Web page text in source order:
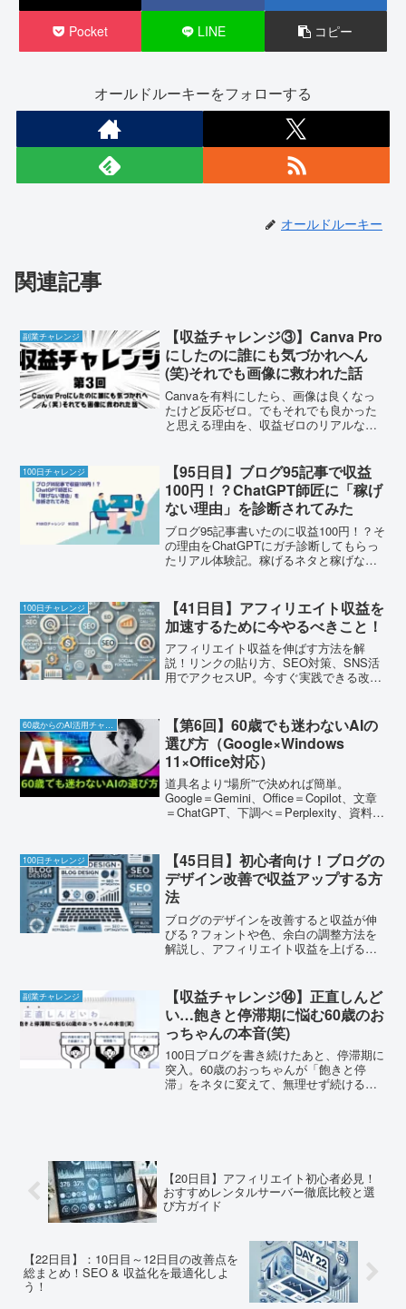
Pocket LINE コピー
オールドルーキーをフォローする
オールドルーキー
関連記事
副業チャレンジ
【収益チャレンジ③】Canva Pro
にしたのに誰にも気づかれへん
(笑)それでも画像に救われた話
Canvaを有料にしたら、画像は良くなっ
たけど反応ゼロ。でもそれでも良かった
と思える理由を、収益ゼロのリアルな体
100日チャレンジ
【95日目】ブログ95記事で収益
100円！？ChatGPT師匠に「稼げ
ない理由」を診断されてみた
ブログ95記事書いたのに収益100円！？そ
の理由をChatGPTにガチ診断してもらっ
たリアル体験記。稼げるネタと稼げない
100日チャレンジ
【41日目】アフィリエイト収益を
加速するために今やるべきこと！
アフィリエイト収益を伸ばす方法を解
説！リンクの貼り方、SEO対策、SNS活
用でアクセスUP。今すぐ実践できる改善
60歳からのAI活用チャレンジ
【第6回】60歳でも迷わないAIの
選び方（Google×Windows
11×Office対応）
道具名より“場所”で決めれば簡単。
Google＝Gemini、Office＝Copilot、文章
＝ChatGPT、下調べ＝Perplexity、資料整
100日チャレンジ
【45日目】初心者向け！ブログの
デザイン改善で収益アップする方
法
ブログのデザインを改善すると収益が伸
びる？フォントや色、余白の調整方法を
解説し、アフィリエイト収益を上げるた
副業チャレンジ
【収益チャレンジ⑭】正直しんど
い…飽きと停滞期に悩む60歳のお
っちゃんの本音(笑)
100日ブログを書き続けたあと、停滞期に
突入。60歳のおっちゃんが「飽きと停
滞」をネタに変えて、無理せず続ける工
【20日目】アフィリエイト初心者必見！
おすすめレンタルサーバー徹底比較と選
び方ガイド
【22日目】：10日目～12日目の改善点を
総まとめ！SEO & 収益化を最適化しよ
う！